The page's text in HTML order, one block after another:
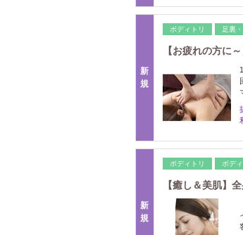
新
規
ボディトリ 足裏
【お疲れの方
新
規
ボディトリ ボデ
【癒し＆美肌】